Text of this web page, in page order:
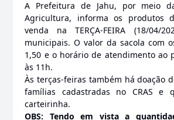
A Prefeitura de Jahu, por meio
Agricultura, informa os produtos
venda na TERÇA-FEIRA (18/04/
municipais. O valor da sacola com
1,50 e o horário de atendimento ao
às 11h.
Às terças-feiras também há doação
famílias cadastradas no CRAS e
carteirinha.
OBS: Tendo em vista a